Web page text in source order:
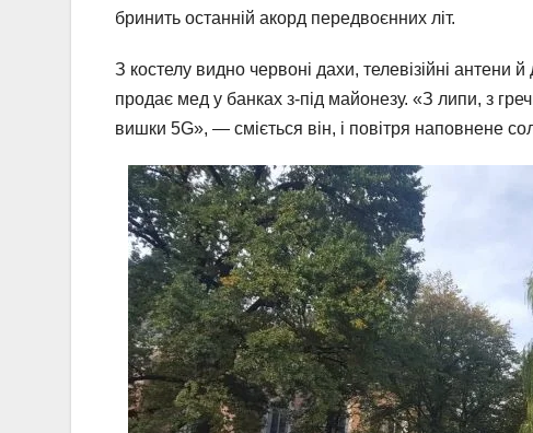
бринить останній акорд передвоєнних літ.
З костелу видно червоні дахи, телевізійні
продає мед у банках з-під майонезу. «З липи, з
вишки 5G», — сміється він, і повітря наповнене